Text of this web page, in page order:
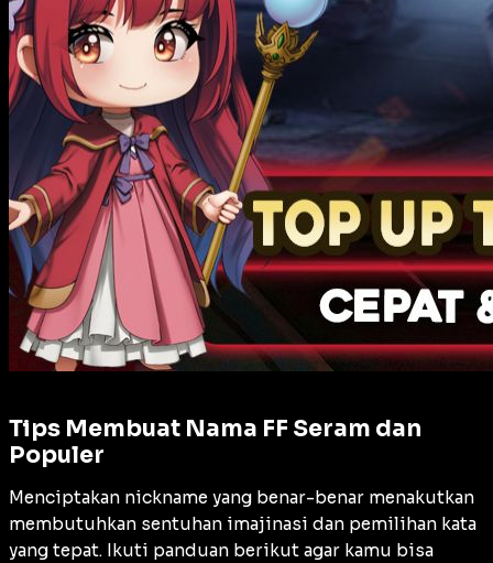
Tips Membuat Nama FF Seram dan
Populer
Menciptakan nickname yang benar-benar menakutkan
membutuhkan sentuhan imajinasi dan pemilihan kata
yang tepat. Ikuti panduan berikut agar kamu bisa